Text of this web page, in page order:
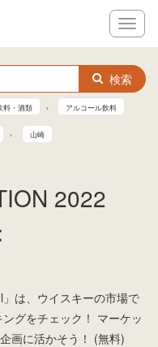
メ
ニ
ー
検索
料・酒類 アルコール飲料
山崎
2022
は、ウイスキーの市場で
グをチェック！ マーケッ
画に活かそう！ (無料)